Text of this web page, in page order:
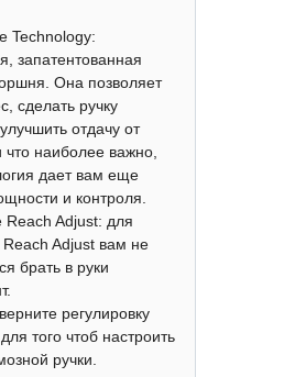
Technology:
запатентованная
Она позволяет
сделать ручку
отдачу от
что наиболее важно,
дает вам еще
и контроля.
Reach Adjust: для
Reach Adjust вам не
брать в руки
регулировку
того чтоб настроить
ручки.